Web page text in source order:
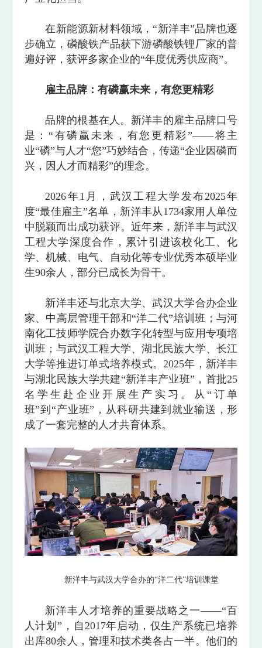
在新能源新材料领域，“新洋丰”品牌也逐
步确立，磷酸铁产品获下游磷酸铁锂厂家的普
遍好评，获评多家企业的“年度优秀供应商”。
雇主品牌：有磷赢未来，有您更精彩
品牌的根基在人。新洋丰的雇主品牌口号
是：“有磷赢未来，有您更精彩”——将主
业“磷”与人才“您”巧妙结合，传递“企业因磷而
兴，因人才而精彩”的理念。
2026年1月，武汉工程大学发布2025年
度“最佳雇主”名单，新洋丰从1734家用人单位
中脱颖而出成功获评。近年来，新洋丰与武汉
工程大学深度合作，累计引进该校化工、化
学、机械、电气、自动化等专业优秀本硕毕业
生90余人，部分已成长为骨干。
新洋丰还与北京大学、武汉大学合办企业
家、中高层管理干部和“洋二代”培训班；与河
南化工技师学院合办数字化转型与应用专项培
训班；与武汉工程大学、湖北民族大学、长江
大学等推进订单式培养模式。2025年，新洋丰
与湖北民族大学共建“新洋丰产业班”，首批25
名学生赴企业开展生产实习。从“订单
班”到“产业班”，从科研共建到就业输送，形
成了一套完整的人才共育体系。
新洋丰与武汉大学合办的“洋二代”培训课堂
新洋丰人才培养的重要战略之一——“百
人计划”，自2017年启动，仅生产系统已培养
出库80余人，管理和技术类各占一半。他们的